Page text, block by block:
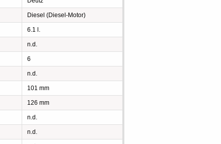
Diesel (Diesel-Motor)
6.1 l.
n.d.
6
n.d.
101 mm
126 mm
n.d.
n.d.